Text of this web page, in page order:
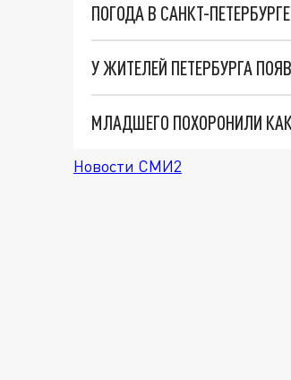
ПОГОДА В САНКТ-
Новости СМИ2